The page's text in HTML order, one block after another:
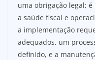
uma obrigação legal;
a saúde fiscal e
a implementação
adequados, um
definido, e a